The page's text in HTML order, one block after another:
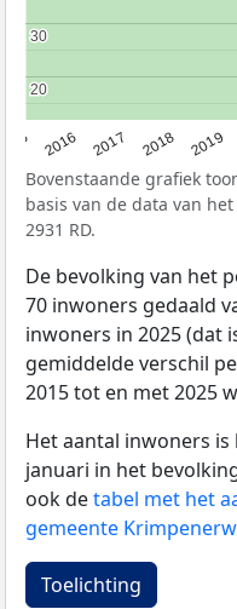
2016 2017 2018 2019
20
20
30
30
Bovenstaande grafiek
basis van de data van het
2931 RD.
De bevolking van het
70 inwoners gedaald
inwoners in 2025 (dat
gemiddelde verschil
2015 tot en met 2025
Het aantal inwoners is
januari in het
ook detabel met het
gemeente
Toelichting